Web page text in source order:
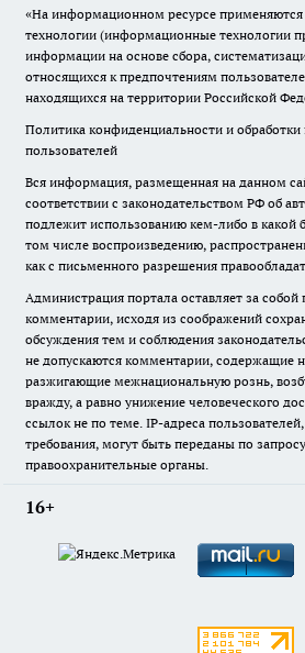
«На информационном ресурсе
технологии (информационные технологии
информации на основе сбора,
относящихся к предпочтениям
находящихся на территории Российской
Политика конфиденциальности и
пользователей
Вся информация, размещенная на данном
соответствии с законодательством РФ об
подлежит использованию кем-либо в
том числе воспроизведению,
как с письменного разрешения
Администрация портала оставляет за
комментарии, исходя из соображений
обсуждения тем и соблюдения
не допускаются комментарии, содержащие
разжигающие межнациональную рознь,
вражду, а равно унижение человеческого
ссылок не по теме. IP-адреса
требования, могут быть переданы по
правоохранительные органы.
16+